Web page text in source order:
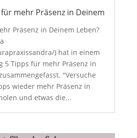
für mehr Präsenz in Deinem
Präsenz in Deinem Leben?
) hat in einem
5 Tipps für mehr Präsenz in
"Versuche
wieder mehr Präsenz in
und etwas die...